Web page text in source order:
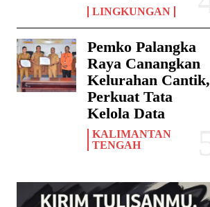
LINGKUNGAN
Pemko Palangka
Raya Canangkan
Kelurahan Cantik,
Perkuat Tata
Kelola Data
KALIMANTAN
TENGAH